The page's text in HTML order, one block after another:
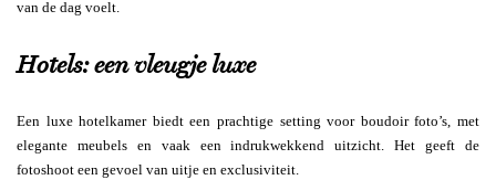
van de dag voelt.
Hotels: een vleugje luxe
Een luxe hotelkamer biedt een prachtige setting voor boudoir foto’s, met
elegante meubels en vaak een indrukwekkend uitzicht. Het geeft de
fotoshoot een gevoel van uitje en exclusiviteit.